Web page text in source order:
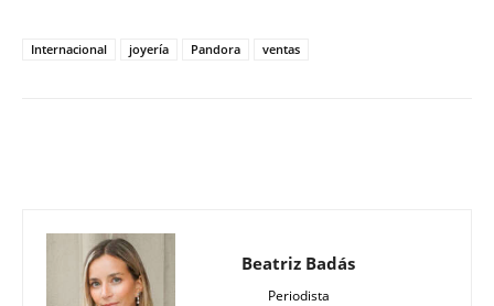
Internacional joyería Pandora ventas
Beatriz Badás
Periodista